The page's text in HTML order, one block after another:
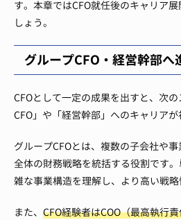
す。本章ではCFO就任後のキャリア
しょう。
グループCFO・経営幹部へ
CFOとして一定の成果を出すと、次
CFO」や「経営幹部」へのキャリアが
グループCFOとは、複数の子会社や
全体の財務戦略を統括する役割です
雑な事業構造を理解し、より高い戦略
また、 CFO経験者はCOO（最高執行